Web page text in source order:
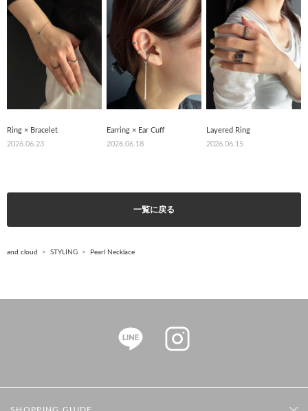
Ring × Bracelet
2026.06.23
Earring × Ear Cuff
2026.06.18
Layered Ring
2026.06.15
一覧に戻る
and cloud STYLING Pearl Necklace